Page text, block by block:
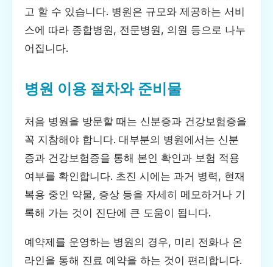
고 할 수 있습니다. 병원은 규모와 제공하는 서비
스에 따라 종합병원, 전문병원, 의원 등으로 나누
어집니다.
병원 이용 절차와 준비물
처음 병원을 방문할 때는 신분증과 건강보험증을
꼭 지참해야 합니다. 대부분의 병원에서는 신분
증과 건강보험증을 통해 본인 확인과 보험 적용
여부를 확인합니다. 초진 시에는 과거 병력, 현재
복용 중인 약물, 증상 등을 자세히 메모하거나 기
록해 가는 것이 진단에 큰 도움이 됩니다.
예약제를 운영하는 병원의 경우, 미리 전화나 온
라인을 통해 진료 예약을 하는 것이 편리합니다.